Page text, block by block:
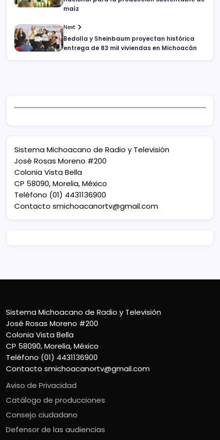
maíz
Next
Bedolla y Sheinbaum proyectan histórica
entrega de 83 mil viviendas en Michoacán
Sistema Michoacano de Radio y Televisión
José Rosas Moreno #200
Colonia Vista Bella
CP 58090, Morelia, México
Teléfono (01) 4431136900
Contacto smichoacanortv@gmail.com
Sistema Michoacano de Radio y Televisión
José Rosas Moreno #200
Colonia Vista Bella
CP 58090, Morelia, México
Teléfono (01) 4431136900
Contacto smichoacanortv@gmail.com
Aviso de Privacidad
Catálogo de producciones
Consejo ciudadano
Defensor de las audiencias